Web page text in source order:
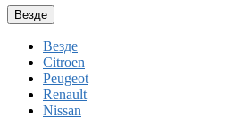
Везде
Везде
Citroen
Peugeot
Renault
Nissan